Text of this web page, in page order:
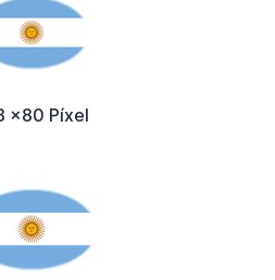
x80 Píxel